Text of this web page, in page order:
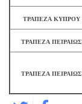
ΤΡΑΠΕΖΑ ΚΥΠΡΟΥ
ΤΡΑΠΕΖΑ ΠΕΙΡΑΙΩΣ
ΤΡΑΠΕΖΑ ΠΕΙΡΑΙΩΣ